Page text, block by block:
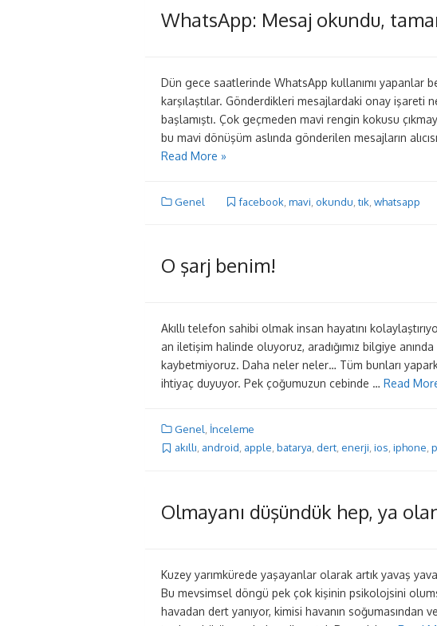
WhatsApp: Mesaj okundu,
Dün gece saatlerinde WhatsApp kullanımı yapanlar
karşılaştılar. Gönderdikleri mesajlardaki onay işareti
başlamıştı. Çok geçmeden mavi rengin kokusu
bu mavi dönüşüm aslında gönderilen mesajların
Read More »
Genel facebook mavi okundu ,tık whatsapp
O şarj benim!
Akıllı telefon sahibi olmak insan hayatını
an iletişim halinde oluyoruz, aradığımız bilgiye
kaybetmiyoruz. Daha neler neler… Tüm bunları
ihtiyaç duyuyor. Pek çoğumuzun cebinde … Read
Genel İnceleme
akıllı, android, apple, batarya, dert, enerji, ios, iphone,
Olmayanı düşündük hep, ya
Kuzey yarımkürede yaşayanlar olarak artık yavaş
Bu mevsimsel döngü pek çok kişinin psikolojsini
havadan dert yanıyor, kimisi havanın soğumasından